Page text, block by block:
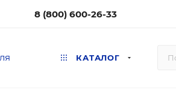
8 (800) 600-26-33
КАТАЛОГ